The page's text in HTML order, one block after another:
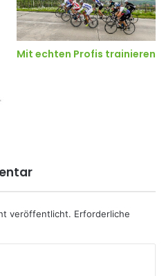
Mit echten Profis trainieren
veröffentlicht. Erforderliche